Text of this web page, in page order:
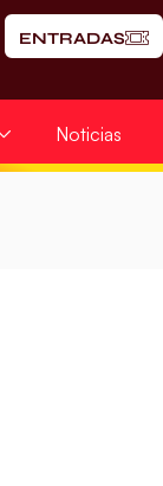
ENTRADAS
Noticias